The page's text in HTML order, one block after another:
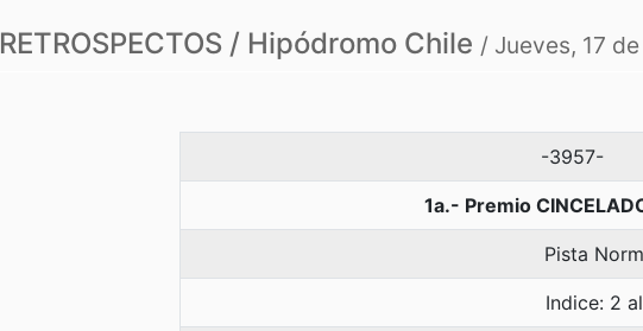
RETROSPECTOS / Hipódromo Chile / Jueves, 17
-3957-
1a.- Premio
Pista
Indice: 2